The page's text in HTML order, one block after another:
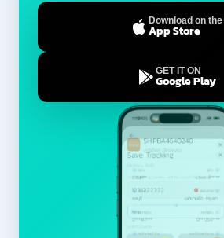
Download on the
App Store
GET IT ON
Google Play